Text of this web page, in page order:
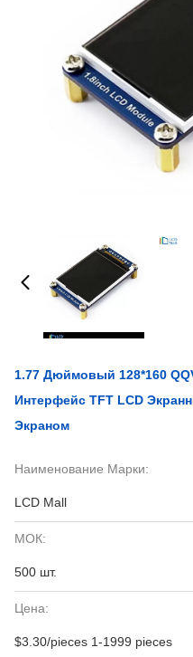
1.77 Дюймовый 128*160
Интерфейс TFT LCD
Экраном
Наименование Марки:
LCD Mall
МОК:
500 шт.
Цена:
$3.30/pieces 1-1999 pieces